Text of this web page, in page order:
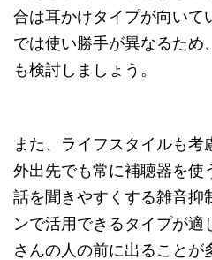
合は耳かけタイプが向いて
では使い勝手が異なるため
も検討しましょう。
また、ライフスタイルも考
外出先でも常に補聴器を使
話を聞きやすくする雑音抑
ンで活用できるタイプが適
さんの人の前に出ることが